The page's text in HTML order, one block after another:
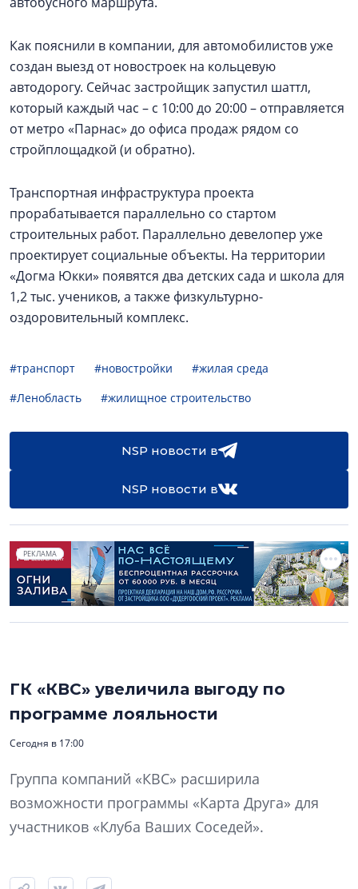
Как пояснили в компании, для автомобилистов уже
создан выезд от новостроек на кольцевую
автодорогу. Сейчас застройщик запустил шаттл,
который каждый час – с 10:00 до 20:00 – отправляется
от метро «Парнас» до офиса продаж рядом со
стройплощадкой (и обратно).
Транспортная инфраструктура проекта
прорабатывается параллельно со стартом
строительных работ. Параллельно девелопер уже
проектирует социальные объекты. На территории
«Догма Юкки» появятся два детских сада и школа для
1,2 тыс. учеников, а также физкультурно-
оздоровительный комплекс.
#транспорт #новостройки
#жилая среда
#Ленобласть
#жилищное строительство
NSP новости в
NSP новости в
РЕКЛАМА
ГК «КВС» увеличила выгоду по
программе лояльности
Сегодня в 17:00
Группа компаний «КВС» расширила
возможности программы «Карта Друга» для
участников «Клуба Ваших Соседей».